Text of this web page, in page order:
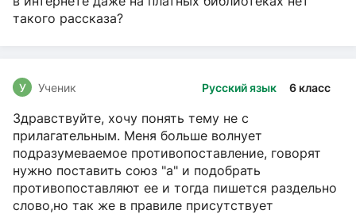
такого рассказа?
Русский язык 6 класс
У Ученик
Здравствуйте, хочу понять тему не с
прилагательным. Меня больше волнует
подразумеваемое противопоставление, говорят
нужно поставить союз "а" и подобрать
противопоставляют ее и тогда пишется раздельно
слово,но так же в правиле присутствует